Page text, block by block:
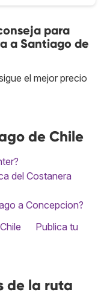
para
a Santiago de
el mejor precio
de Chile
del Costanera
a Concepcion?
Publica tu
de la ruta